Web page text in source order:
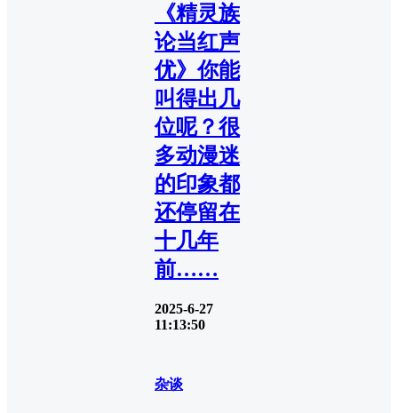
《精灵族
论当红声
优》你能
叫得出几
位呢？很
多动漫迷
的印象都
还停留在
十几年
前……
2025-6-27
11:13:50
杂谈